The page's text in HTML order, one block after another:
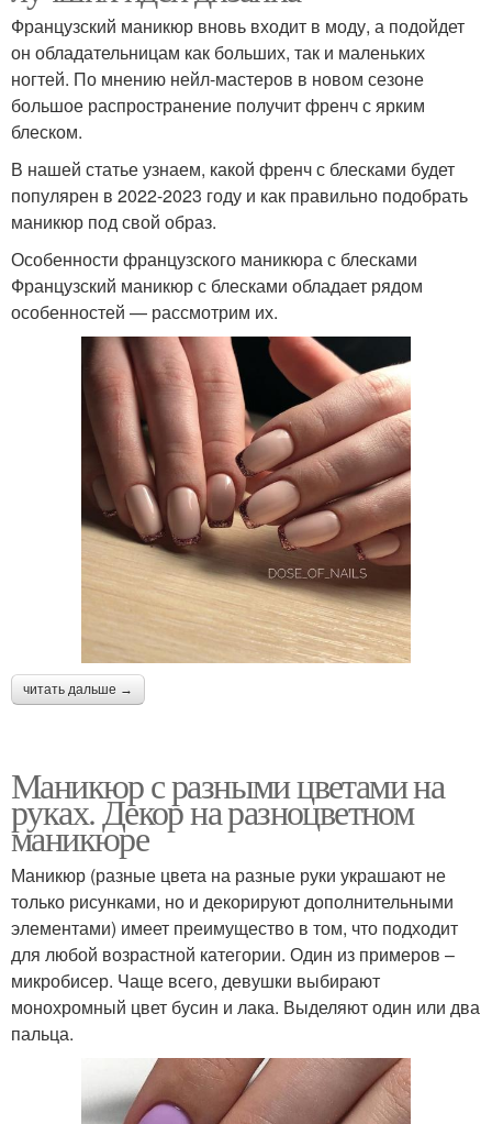
Французский маникюр вновь входит в моду, а подойдет
он обладательницам как больших, так и маленьких
ногтей. По мнению нейл-мастеров в новом сезоне
большое распространение получит френч с ярким
блеском.
В нашей статье узнаем, какой френч с блесками будет
популярен в 2022-2023 году и как правильно подобрать
маникюр под свой образ.
Особенности французского маникюра с блесками
Французский маникюр с блесками обладает рядом
особенностей — рассмотрим их.
читать дальше →
Маникюр с разными цветами на
руках. Декор на разноцветном
маникюре
Маникюр (разные цвета на разные руки украшают не
только рисунками, но и декорируют дополнительными
элементами) имеет преимущество в том, что подходит
для любой возрастной категории. Один из примеров –
микробисер. Чаще всего, девушки выбирают
монохромный цвет бусин и лака. Выделяют один или два
пальца.